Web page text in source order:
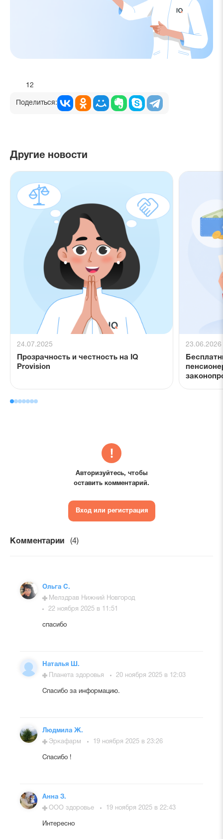
12
Поделиться:
Другие новости
24.07.2025
Прозрачность и честность на IQ
Provision
23.06.2026
Авторизуйтесь, чтобы
оставить комментарий.
Вход или регистрация
Комментарии (4)
Ольга С.
Мелздрав Нижний Новгород
22 ноября 2025 в 11:51
спасибо
Наталья Ш.
Планета здоровья
20 ноября 2025 в 12:03
Спасибо за информацию.
Людмила Ж.
Эркафарм
19 ноября 2025 в 23:26
Спасибо !
Анна З.
ООО здоровье
19 ноября 2025 в 22:43
Интересно